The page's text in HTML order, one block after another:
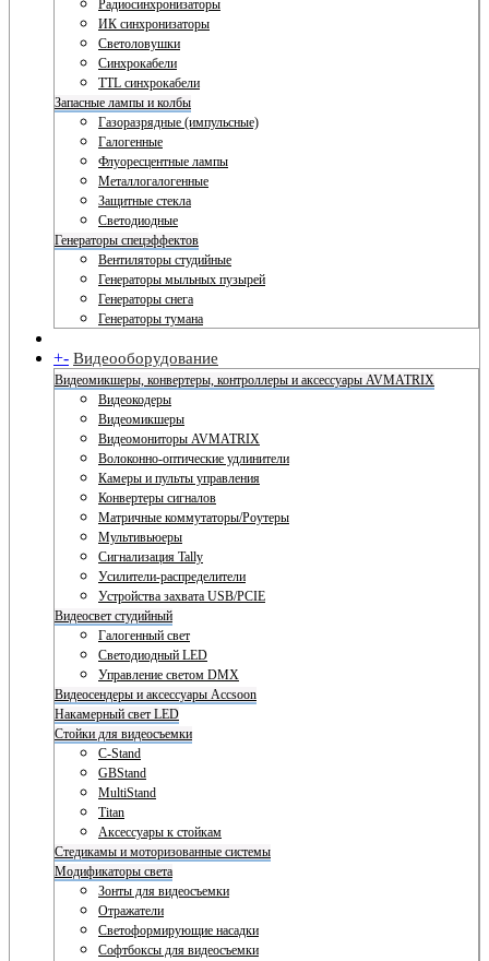
Радиосинхронизаторы
ИК синхронизаторы
Светоловушки
Синхрокабели
TTL синхрокабели
Запасные лампы и колбы
Газоразрядные (импульсные)
Галогенные
Флуоресцентные лампы
Металлогалогенные
Защитные стекла
Светодиодные
Генераторы спецэффектов
Вентиляторы студийные
Генераторы мыльных пузырей
Генераторы снега
Генераторы тумана
+- Видеооборудование
Видеомикшеры, конвертеры, контроллеры и аксессуары AVMATRIX
Видеокодеры
Видеомикшеры
Видеомониторы AVMATRIX
Волоконно-оптические удлинители
Камеры и пульты управления
Конвертеры сигналов
Матричные коммутаторы/Роутеры
Мультивьюеры
Сигнализация Tally
Усилители-распределители
Устройства захвата USB/PCIE
Видеосвет студийный
Галогенный свет
Светодиодный LED
Управление светом DMX
Видеосендеры и аксессуары Accsoon
Накамерный свет LED
Стойки для видеосъемки
C-Stand
GBStand
MultiStand
Titan
Аксессуары к стойкам
Стедикамы и моторизованные системы
Модификаторы света
Зонты для видеосъемки
Отражатели
Светоформирующие насадки
Софтбоксы для видеосъемки